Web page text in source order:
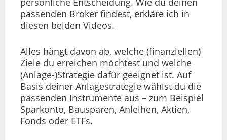
passenden Broker findest, erkläre ich in
diesen beiden Videos.
Alles hängt davon ab, welche (finanziellen)
Ziele du erreichen möchtest und welche
(Anlage-)Strategie dafür geeignet ist. Auf
Basis deiner Anlagestrategie wählst du die
passenden Instrumente aus – zum Beispiel
Sparkonto, Bausparen, Anleihen, Aktien,
Fonds oder ETFs.